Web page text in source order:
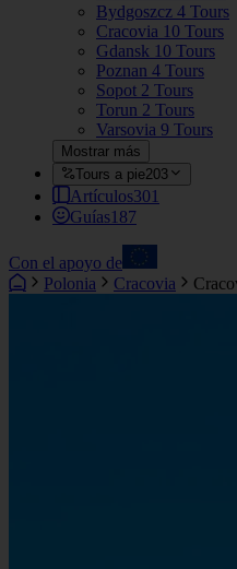
Bydgoszcz 4 Tours
Cracovia 10 Tours
Gdansk 10 Tours
Poznan 4 Tours
Sopot 2 Tours
Torun 2 Tours
Varsovia 9 Tours
Mostrar más
Tours a pie203
Artículos301
Guías187
Con el apoyo de
Polonia
Cracovia